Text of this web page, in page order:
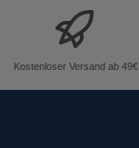
Kostenloser Versand ab 49€